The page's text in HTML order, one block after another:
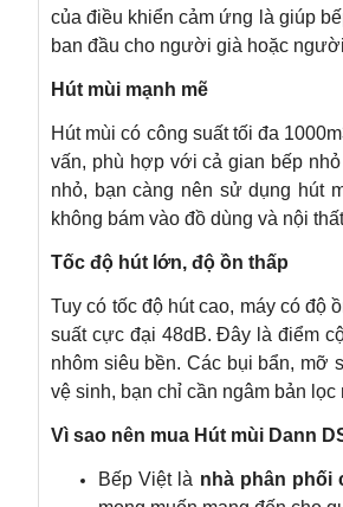
của điều khiển cảm ứng là giúp
ban đầu cho người già hoặc
Hút mùi mạnh mẽ
Hút mùi có công suất tối đa
vấn, phù hợp với cả gian bếp
nhỏ, bạn càng nên sử dụng hút
không bám vào đồ dùng và nội
Tốc độ hút lớn, độ ồn thấp
Tuy có tốc độ hút cao, máy có độ
suất cực đại 48dB. Đây là điểm
nhôm siêu bền. Các bụi bẩn, mỡ
vệ sinh, bạn chỉ cần ngâm bản
Vì sao nên mua Hút mùi Dann
Bếp Việt là nhà phân phối